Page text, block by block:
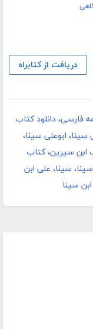
دریافت از کتابراه
فارسی، دانلود کتاب
سینا، ابوعلی سینا،
ابن سیرین،کتاب
، سینا، علی ابن
سینا